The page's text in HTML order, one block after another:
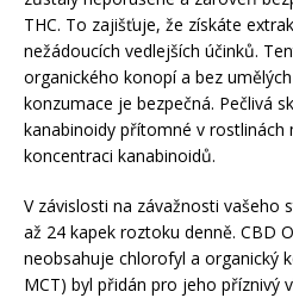
THC. To zajišťuje, že získáte
nežádoucích vedlejších účinků.
organického konopí a bez
konzumace je bezpečná. Pečlivá
kanabinoidy přítomné v rostlinách
koncentraci kanabinoidů.
V závislosti na závažnosti vašeho
až 24 kapek roztoku denně. CBD
neobsahuje chlorofyl a organický
MCT) byl přidán pro jeho příznivý